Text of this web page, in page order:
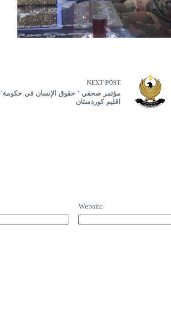
NEXT POST
"مؤتمر صحفي"
اقليم كوردستان
Website